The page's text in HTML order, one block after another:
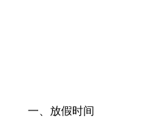
一、放假时间